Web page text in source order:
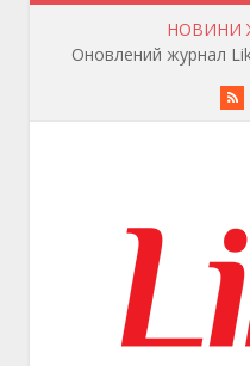
НОВИНИ
Оновлений журнал